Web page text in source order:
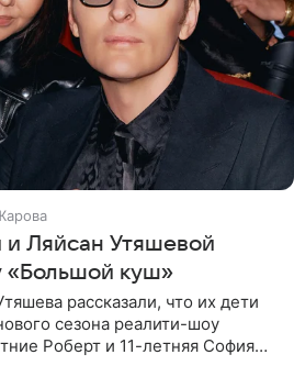
Ляйсан Утяшевой
«Большой куш»
рассказали, что их дети
сезона реалити-шоу
Роберт и 11-летняя София